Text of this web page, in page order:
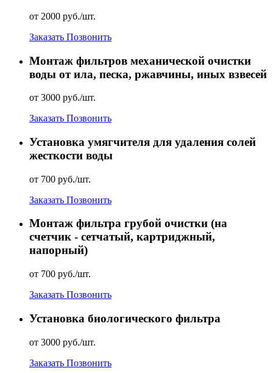
от 2000 руб./шт.
Заказать Позвонить
Монтаж фильтров механической очистки
воды от ила, песка, ржавчины, иных взвесей
от 3000 руб./шт.
Заказать Позвонить
Установка умягчителя для удаления солей
жесткости воды
от 700 руб./шт.
Заказать Позвонить
Монтаж фильтра грубой очистки (на
счетчик - сетчатый, картриджный,
напорный)
от 700 руб./шт.
Заказать Позвонить
Установка биологического фильтра
от 3000 руб./шт.
Заказать Позвонить